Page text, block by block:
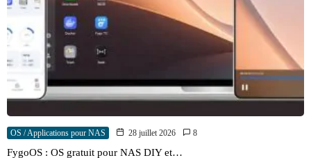
OS / Applications pour NAS 28 juillet 2026 8
FygoOS : OS gratuit pour NAS DIY et…